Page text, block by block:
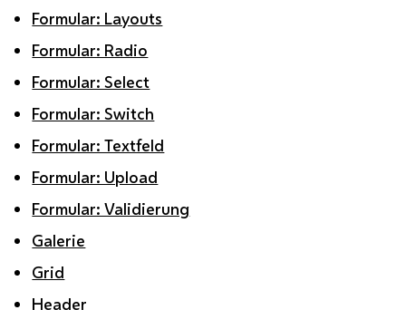
Formular: Layouts
Formular: Radio
Formular: Select
Formular: Switch
Formular: Textfeld
Formular: Upload
Formular: Validierung
Galerie
Grid
Header